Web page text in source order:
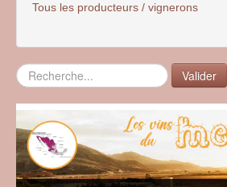
Tous les producteurs / vignerons
Rechercher Valider